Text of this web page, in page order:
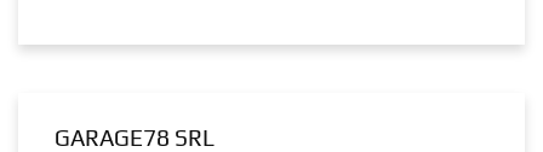
GARAGE78 SRL